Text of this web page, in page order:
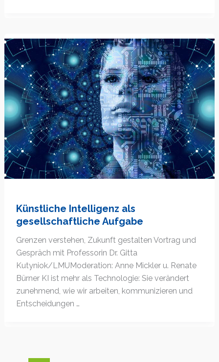
Künstliche Intelligenz als
gesellschaftliche Aufgabe
Grenzen verstehen, Zukunft gestalten Vortrag und
Gespräch mit Professorin Dr. Gitta
Kutyniok/LMUModeration: Anne Mickler u. Renate
Bürner KI ist mehr als Technologie: Sie verändert
zunehmend, wie wir arbeiten, kommunizieren und
Entscheidungen …